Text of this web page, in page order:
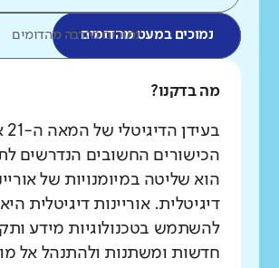
נמוכים במעט מהדומיםנמוכים בהרבה מהדומים
מה בדקנו?
הכישורים החשובים הנדרשים
הוא שליטה במיומנויות של
דיגיטלית. אוריינות דיגיטלית
להשתמש בטכנולוגיות מידע
חדשות ומשתנות ולהתנהל אל